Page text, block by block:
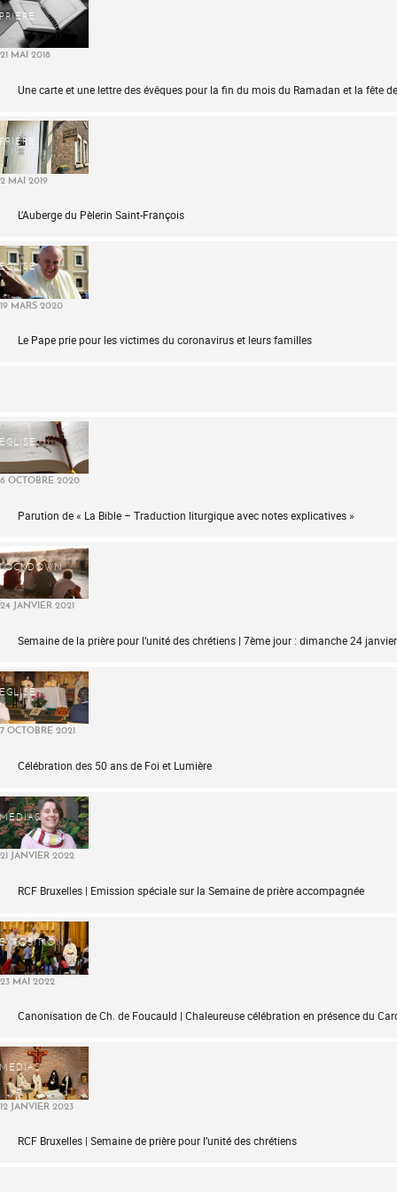
PRIÈRE
21 MAI 2018
Une carte et une lettre des évêques pour la fin du mois du Ramadan et la fête
PRIÈRE
2 MAI 2019
L’Auberge du Pèlerin Saint-François
ÉGLISE
19 MARS 2020
Le Pape prie pour les victimes du coronavirus et leurs familles
ÉGLISE
6 OCTOBRE 2020
Parution de « La Bible – Traduction liturgique avec notes explicatives »
LOCKDOWN
24 JANVIER 2021
Semaine de la prière pour l’unité des chrétiens | 7ème jour : dimanche 24
ÉGLISE
7 OCTOBRE 2021
Célébration des 50 ans de Foi et Lumière
MÉDIAS
21 JANVIER 2022
RCF Bruxelles | Emission spéciale sur la Semaine de prière accompagnée
EXPOSITION
23 MAI 2022
Canonisation de Ch. de Foucauld | Chaleureuse célébration en présence du
MÉDIAS
12 JANVIER 2023
RCF Bruxelles | Semaine de prière pour l’unité des chrétiens